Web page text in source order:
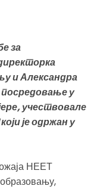
за
и Александра
у
учествовале
је одржан у
НЕЕТ